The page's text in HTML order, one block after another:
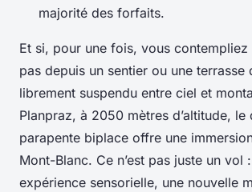
majorité des forfaits.
Et si, pour une fois, vous contempliez
pas depuis un sentier ou une terrasse
librement suspendu entre ciel et
Planpraz, à 2050 mètres d’altitude, le
parapente biplace offre une
Mont-Blanc. Ce n’est pas juste un vol :
expérience sensorielle, une nouvelle